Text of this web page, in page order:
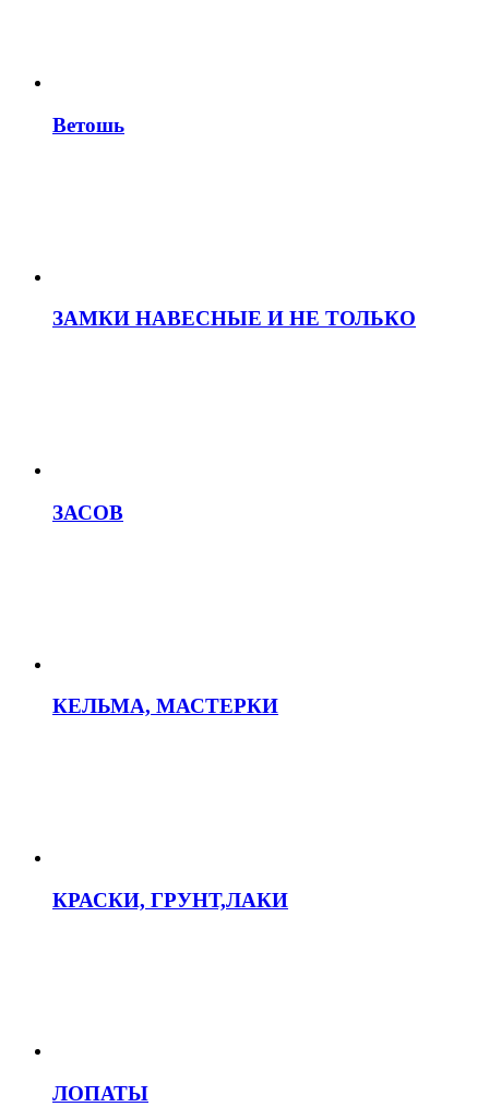
Ветошь
ЗАМКИ НАВЕСНЫЕ И НЕ ТОЛЬКО
ЗАСОВ
КЕЛЬМА, МАСТЕРКИ
КРАСКИ, ГРУНТ,ЛАКИ
ЛОПАТЫ